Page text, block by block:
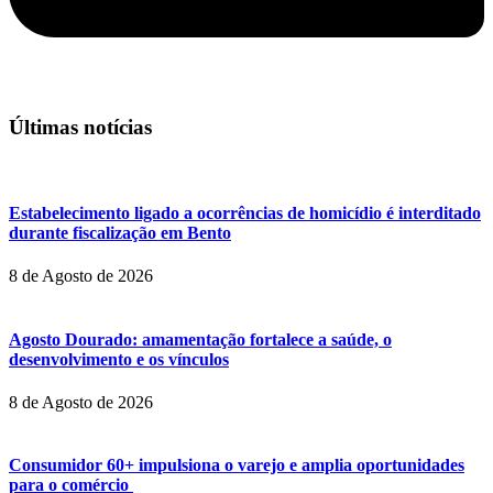
Últimas notícias
Estabelecimento ligado a ocorrências de homicídio é interditado
durante fiscalização em Bento
8 de Agosto de 2026
Agosto Dourado: amamentação fortalece a saúde, o
desenvolvimento e os vínculos
8 de Agosto de 2026
Consumidor 60+ impulsiona o varejo e amplia oportunidades
para o comércio